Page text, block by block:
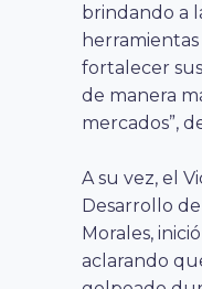
brindando a
herramientas
fortalecer
de manera
mercados”,
A su vez, el
Desarrollo
Morales,
aclarando